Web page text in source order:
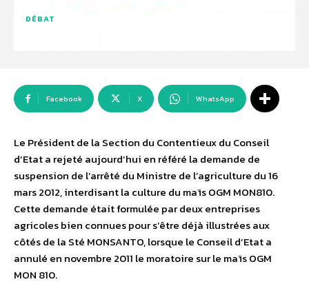
DÉBAT
Facebook X WhatsApp
Le Président de la Section du Contentieux du Conseil
d’Etat a rejeté aujourd’hui en référé la demande de
suspension de l’arrêté du Ministre de l’agriculture du 16
mars 2012, interdisant la culture du maïs OGM MON810.
Cette demande était formulée par deux entreprises
agricoles bien connues pour s’être déjà illustrées aux
côtés de la Sté MONSANTO, lorsque le Conseil d’Etat a
annulé en novembre 2011 le moratoire sur le maïs OGM
MON 810.